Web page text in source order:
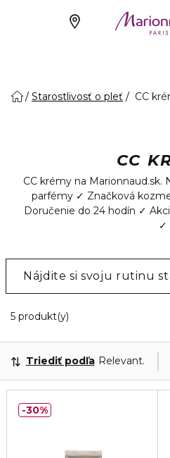
Starostlivosť o pleť CC
CC
CC krémy na Marionnaud.sk.
parfémy ✓ Značková
Doručenie do 24 hodín ✓
✓
Nájdite si svoju rutinu
5 produkt(y)
Triediť podľa Relevantnosť
30%